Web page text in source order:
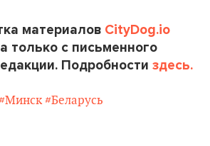
материалов CityDog.io
только с письменного
Подробности здесь.
#Беларусь